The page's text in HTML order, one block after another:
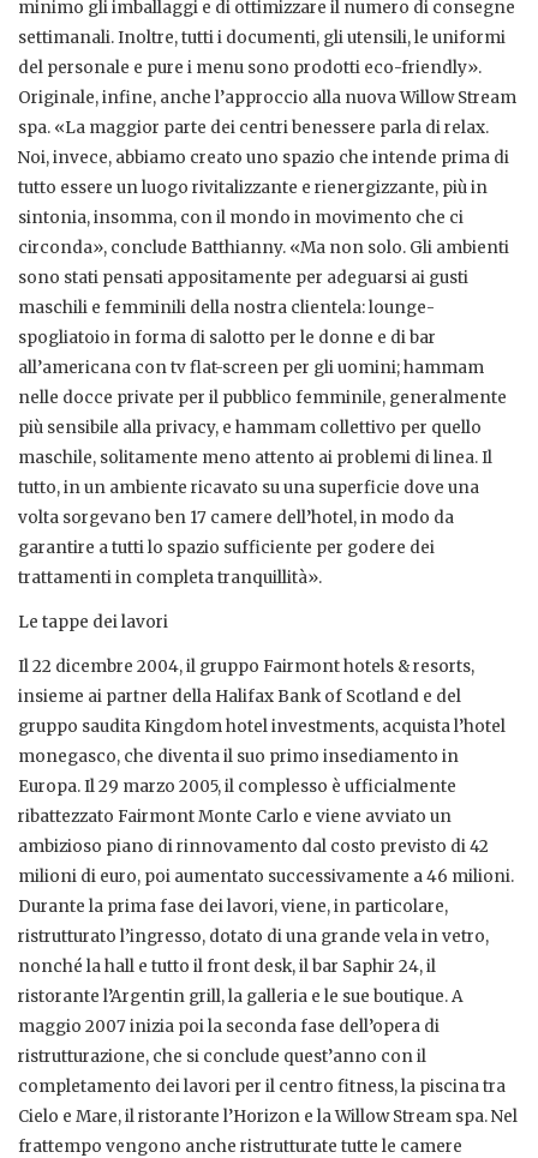
minimo gli imballaggi e di ottimizzare il numero di consegne
settimanali. Inoltre, tutti i documenti, gli utensili, le uniformi
del personale e pure i menu sono prodotti eco-friendly».
Originale, infine, anche l’approccio alla nuova Willow Stream
spa. «La maggior parte dei centri benessere parla di relax.
Noi, invece, abbiamo creato uno spazio che intende prima di
tutto essere un luogo rivitalizzante e rienergizzante, più in
sintonia, insomma, con il mondo in movimento che ci
circonda», conclude Batthianny. «Ma non solo. Gli ambienti
sono stati pensati appositamente per adeguarsi ai gusti
maschili e femminili della nostra clientela: lounge-
spogliatoio in forma di salotto per le donne e di bar
all’americana con tv flat-screen per gli uomini; hammam
nelle docce private per il pubblico femminile, generalmente
più sensibile alla privacy, e hammam collettivo per quello
maschile, solitamente meno attento ai problemi di linea. Il
tutto, in un ambiente ricavato su una superficie dove una
volta sorgevano ben 17 camere dell’hotel, in modo da
garantire a tutti lo spazio sufficiente per godere dei
trattamenti in completa tranquillità».
Le tappe dei lavori
Il 22 dicembre 2004, il gruppo Fairmont hotels & resorts,
insieme ai partner della Halifax Bank of Scotland e del
gruppo saudita Kingdom hotel investments, acquista l’hotel
monegasco, che diventa il suo primo insediamento in
Europa. Il 29 marzo 2005, il complesso è ufficialmente
ribattezzato Fairmont Monte Carlo e viene avviato un
ambizioso piano di rinnovamento dal costo previsto di 42
milioni di euro, poi aumentato successivamente a 46 milioni.
Durante la prima fase dei lavori, viene, in particolare,
ristrutturato l’ingresso, dotato di una grande vela in vetro,
nonché la hall e tutto il front desk, il bar Saphir 24, il
ristorante l’Argentin grill, la galleria e le sue boutique. A
maggio 2007 inizia poi la seconda fase dell’opera di
ristrutturazione, che si conclude quest’anno con il
completamento dei lavori per il centro fitness, la piscina tra
Cielo e Mare, il ristorante l’Horizon e la Willow Stream spa. Nel
frattempo vengono anche ristrutturate tutte le camere